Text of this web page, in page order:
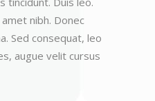
nibh. Donec
Sed consequat, leo
augue velit cursus